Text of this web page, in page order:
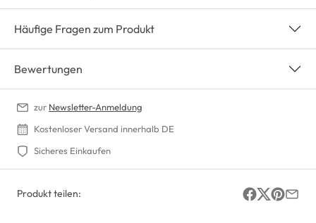
Häufige Fragen zum Produkt
Bewertungen
zur Newsletter-Anmeldung
Kostenloser Versand innerhalb DE
Sicheres Einkaufen
Produkt teilen: